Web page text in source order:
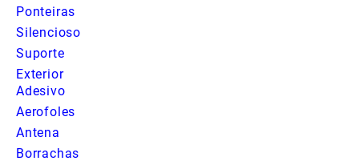
Ponteiras
Silencioso
Suporte
Exterior
Adesivo
Aerofoles
Antena
Borrachas